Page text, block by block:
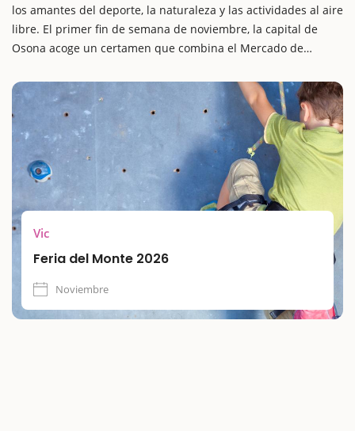
los amantes del deporte, la naturaleza y las actividades al aire
libre. El primer fin de semana de noviembre, la capital de
Osona acoge un certamen que combina el Mercado de
edades.
Vic
Feria del Monte 2026
Noviembre